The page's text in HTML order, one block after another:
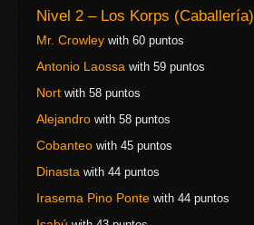
Nivel 2 – Los Korps (Caballería)
Mr. Crowley with 60 puntos
Antonio Laossa with 59 puntos
Nort with 58 puntos
Alejandro with 58 puntos
Cobanteo with 45 puntos
Dinasta with 44 puntos
Irasema Pino Ponte with 44 puntos